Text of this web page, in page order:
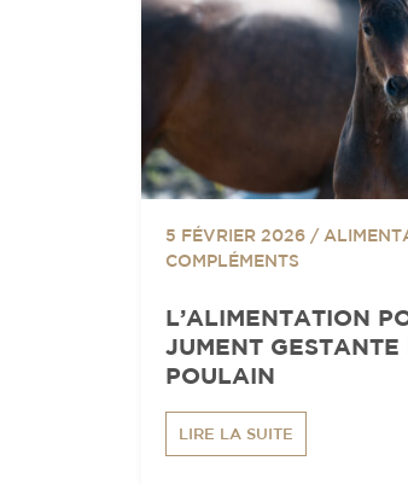
5 FÉVRIER 2026 /
COMPLÉMENTS
L’ALIMENTATION
JUMENT GESTANTE
POULAIN
LIRE LA SUITE